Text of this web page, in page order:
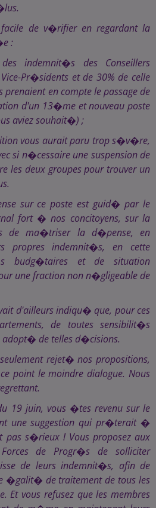
de v�rifier en regardant la
:
indemnit�s des Conseillers
Pr�sidents et de 30% de celle
en compte le passage de
d'un 13�me et nouveau poste
aviez souhait�) ;
vous aurait paru trop s�v�re,
si n�cessaire une suspension de
les deux groupes pour trouver un
sur ce poste est guid� par le
fort � nos concitoyens, sur la
de ma�triser la d�pense, en
propres indemnit�s, en cette
budg�taires et de situation
une fraction non n�gligeable de
d'ailleurs indiqu� que, pour ces
de toutes sensibilit�s
de telles d�cisions.
rejet� nos propositions,
point le moindre dialogue. Nous
19 juin, vous �tes revenu sur le
une suggestion qui pr�terait �
s�rieux ! Vous proposez aux
de Progr�s de solliciter
de leurs indemnit�s, afin de
�galit� de traitement de tous les
Et vous refusez que les membres